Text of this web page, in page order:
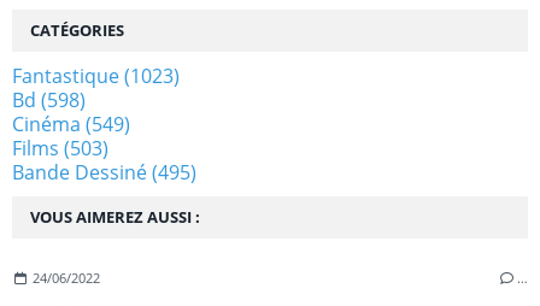
VOUS AIMEREZ AUSSI :
24/06/2022 …
CATÉGORIES
Fantastique(1023)
Bd (598)
Cinéma (549)
Films (503)
Bande Dessiné(495)